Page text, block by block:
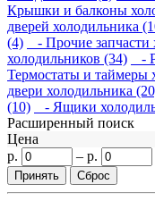
Крышки и балконы
дверей холодильника
(4)
- Прочие запчасти
холодильников (34)
-
Термостаты и таймеры
двери холодильника
(10)
- Ящики
Расширенный поиск
Цена
р.
– р.